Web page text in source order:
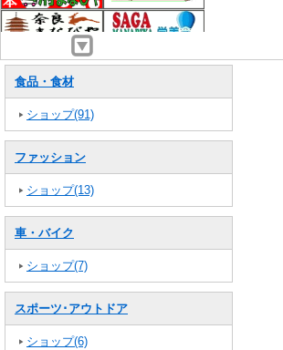
食品・食材
ショップ(91)
ファッション
ショップ(13)
車・バイク
ショップ(7)
スポーツ･アウトドア
ショップ(6)